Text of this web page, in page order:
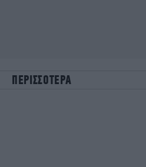
ΠΕΡΙΣΣΟΤΕΡΑ